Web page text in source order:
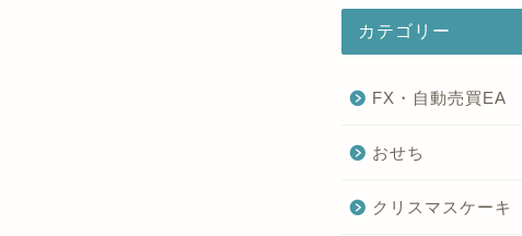
カテゴリー
FX・自動売買EA
おせち
クリスマスケーキ